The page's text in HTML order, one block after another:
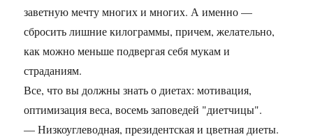
заветную мечту многих и многих. А именно —
сбросить лишние килограммы, причем, желательно,
как можно меньше подвергая себя мукам и
страданиям.
Все, что вы должны знать о диетах: мотивация,
оптимизация веса, восемь заповедей "диетчицы".
— Низкоуглеводная, президентская и цветная диеты.